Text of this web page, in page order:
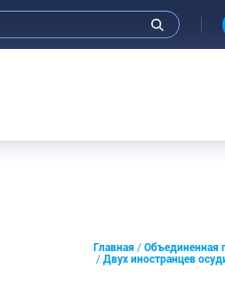
Анонсы
Главная Объединенная
Двух иностранцев